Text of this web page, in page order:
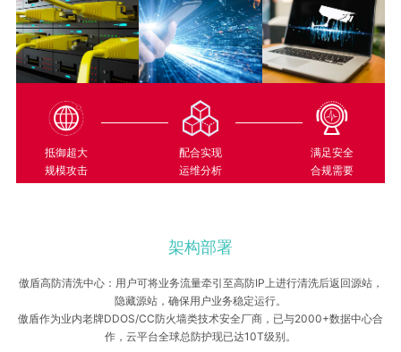
抵御超大
规模攻击
配合实现
运维分析
满足安全
合规需要
架构部署
傲盾高防清洗中心：用户可将业务流量牵引至高防IP上进行清洗后返回源站，
隐藏源站，确保用户业务稳定运行。
傲盾作为业内老牌DDOS/CC防火墙类技术安全厂商，已与2000+数据中心合
作，云平台全球总防护现已达10T级别。